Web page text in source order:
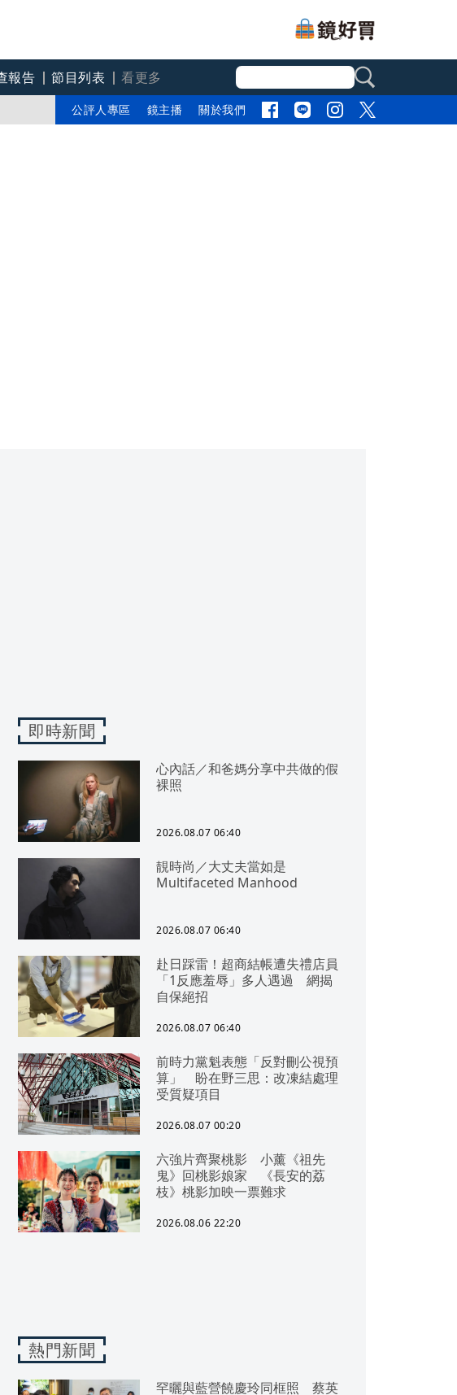
報告 節目列表
看更多
公評人專區 鏡主播 關於我們
即時新聞
心內話／和爸媽分享中共做的假
裸照
2026.08.07 06:40
靚時尚／大丈夫當如是
Multifaceted Manhood
2026.08.07 06:40
赴日踩雷！超商結帳遭失禮店員
「1反應羞辱」多人遇過 網揭
自保絕招
2026.08.07 06:40
前時力黨魁表態「反對刪公視預
算」 盼在野三思：改凍結處理
受質疑項目
2026.08.07 00:20
六強片齊聚桃影 小薰《祖先
鬼》回桃影娘家 《長安的荔
枝》桃影加映一票難求
2026.08.06 22:20
熱門新聞
罕曬與藍營饒慶玲同框照 蔡英